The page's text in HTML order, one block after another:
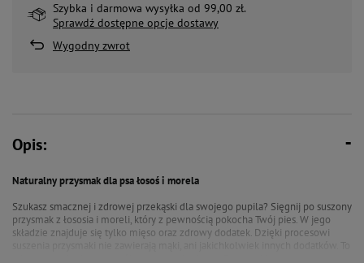
Szybka i darmowa wysyłka od 99,00 zł.
Sprawdź dostępne opcje dostawy
Wygodny zwrot
Opis:
Naturalny przysmak dla psa łosoś i morela
Szukasz smacznej i zdrowej przekąski dla swojego pupila? Sięgnij po suszony
przysmak z łososia i moreli, który z pewnością pokocha Twój pies. W jego
składzie znajduje się tylko mięso oraz zdrowy dodatek. Dzięki procesowi